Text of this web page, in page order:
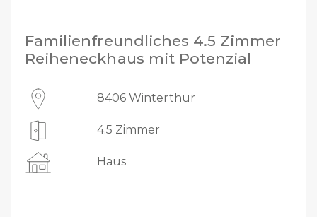
Familienfreundliches 4.5 Zimmer
Reiheneckhaus mit Potenzial
8406 Winterthur
4.5 Zimmer
Haus